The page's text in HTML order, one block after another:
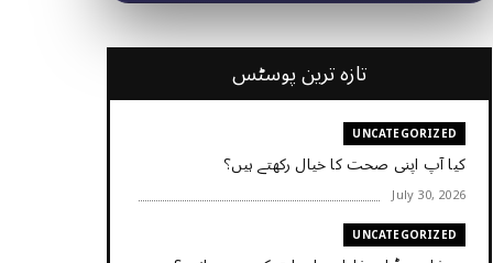
تازہ ترین پوسٹس
UNCATEGORIZED
کیا آپ اپنی صحت کا خیال رکھتے ہیں؟
July 30, 2026
UNCATEGORIZED